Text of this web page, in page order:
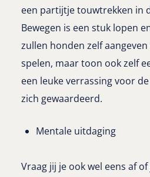
een partijtje touwtrekken in
Bewegen is een stuk lopen
zullen honden zelf
spelen, maar toon ook zelf
een leuke verrassing voor
zich gewaardeerd.
Mentale uitdaging
Vraag jij je ook wel eens af